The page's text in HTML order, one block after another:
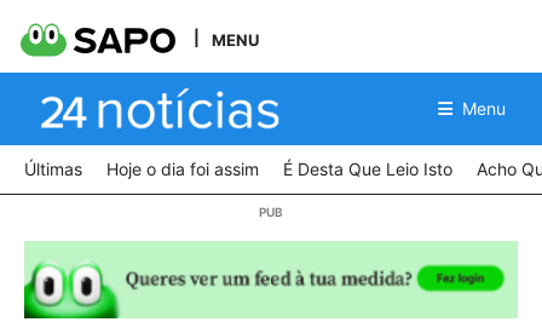
MENU
Menu
Últimas Hoje o dia foi assim É Desta Que Leio Isto Acho